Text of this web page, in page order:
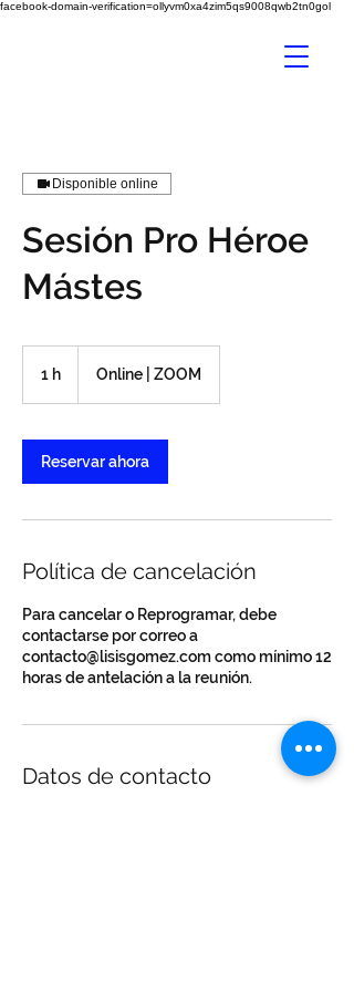
facebook-domain-verification=ollyvm0xa4zim5qs9008qwb2tn0gol
Disponible online
Sesión Pro Héroe
Mástes
1 h Online | ZOOM
Reservar ahora
Política de cancelación
Para cancelar o Reprogramar, debe
contactarse por correo a
contacto@lisisgomez.com como mínimo 12
horas de antelación a la reunión.
Datos de contacto